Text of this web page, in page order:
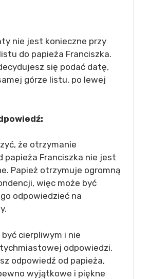
nie jest konieczne przy
do papieża Franciszka.
się podać datę,
górze listu, po lewej
że otrzymanie
papieża Franciszka nie jest
Papież otrzymuje ogromną
więc może być
odpowiedzieć na
cierpliwym i nie
odpowiedzi.
odpowiedź od papieża,
wyjątkowe i piękne